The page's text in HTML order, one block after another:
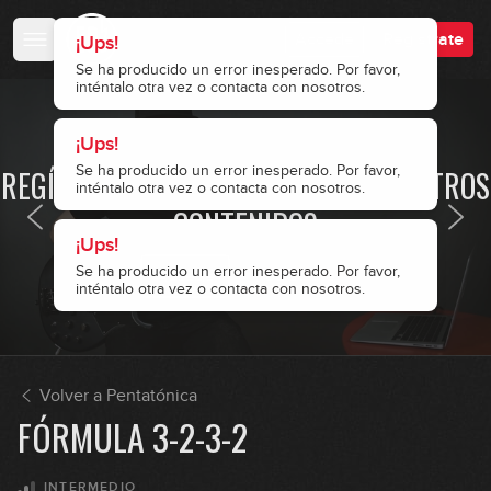
Regístrate
REGÍSTRATE Y ACCEDE A TODOS NUESTROS
CONTENIDOS
Accede Regístrate
Volver a Pentatónica
FÓRMULA 3-2-3-2
INTERMEDIO